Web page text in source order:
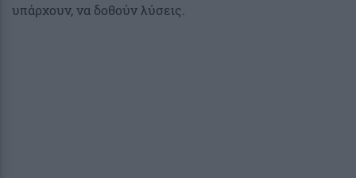
υπάρχουν, να δοθούν λύσεις.